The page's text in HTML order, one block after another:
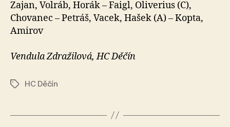
Zajan, Volráb, Horák – Faigl, Oliverius (C),
Chovanec – Petráš, Vacek, Hašek (A) – Kopta,
Amirov
Vendula Zdražilová, HC Děčín
ŠtítkyHC Děčín